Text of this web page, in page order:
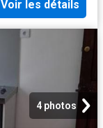
Voir les détails
4 photos